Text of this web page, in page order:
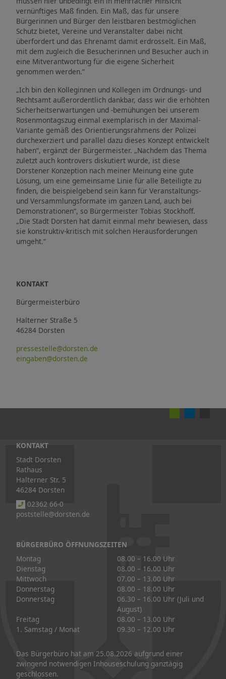
vernünftiges Maß finden. Ein Maß, das für unsere
Bürgerinnen und Bürger den leistbaren bestmöglichen
Schutz bietet, Vereine und Veranstalter dabei nicht
überfordert und das Ehrenamt damit erdrosselt. Ein Maß,
mit dem zugleich die Besucherinnen und Besucher auch in
eine Mitverantwortung für die eigene Sicherheit
genommen werden.“
„Ich bin den Kolleginnen und Kollegen im Ordnungs- und
Rechtsamt außerordentlich dankbar, dass wir die erhöhten
Sicherheitserwartungen und -bemühungen bei unserem
Rosenmontagszug einmal exemplarisch in der Maximal-
Variante gemäß des Orientierungsrahmens der Polizei
durchexerziert und parallel dazu dieses Konzept entwickelt
haben“, ergänzt der Bürgermeister. „Nachdem das Thema
zuletzt auch kontrovers diskutiert wurde, ist diese
Dorstener Konzeption nach meiner Meinung eine gute
Lösung, um eine gemeinsame Linie für alle Beteiligte zu
finden, die beispielgebend sein kann für Veranstaltungs-
und Versammlungsformate im ganzen Land, auch bei
Demonstrationen“, so Bürgermeister Tobias Stockhoff.
„Die Stadt Dorsten hat damit einmal mehr bewiesen, dass
sie konstruktiv-kritisch mit solchen Herausforderungen
umgeht.“
KONTAKT
Bürgermeisterbüro
Halterner Straße 5
46284 Dorsten
pressestelle@dorsten.de
eingaben@dorsten.de
KONTAKT
Stadt Dorsten
Rathaus
Halterner Str. 5
46284 Dorsten
02362 66-0
poststelle@dorsten.de
BÜRGERBÜRO ÖFFNUNGSZEITEN
Montag
08.00 – 16.00 Uhr
Dienstag
08.00 – 16.00 Uhr
Mittwoch
07.00 – 13.00 Uhr
Donnerstag
08.00 – 18.00 Uhr
Donnerstag
06.30 – 16.00 Uhr (Juli und
August)
Freitag
08.00 – 13.00 Uhr
1. Samstag / Monat
09.30 – 12.00 Uhr
Das Bürgerbüro hat am 25.08.2026 aufgrund einer
zwingend notwendigen Inhouseschulung ganztägig
geschlossen.